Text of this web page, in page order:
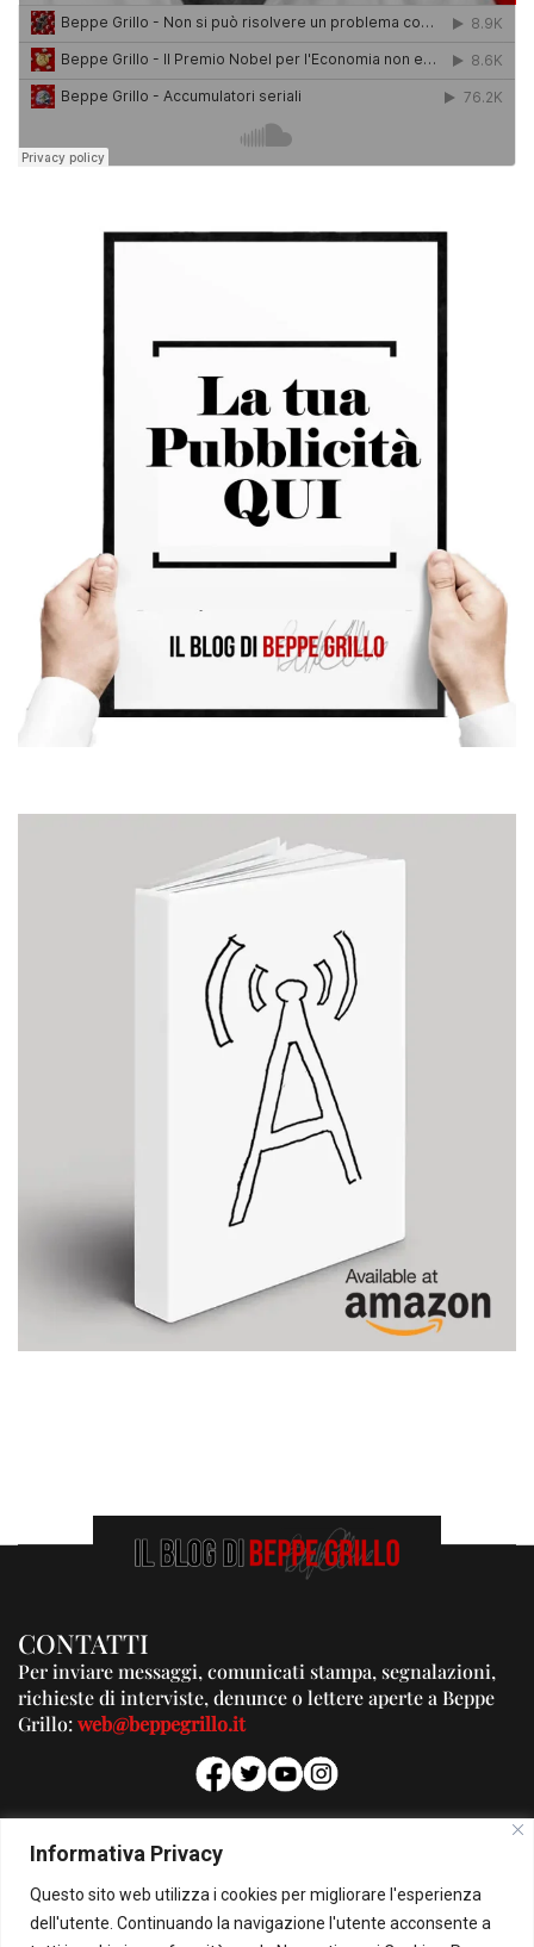
Informativa Privacy
Questo sito web utilizza i cookies per migliorare l'esperienza
dell'utente. Continuando la navigazione l'utente acconsente a
CONTATTI
Per inviare messaggi, comunicati stampa, segnalazioni,
richieste di interviste, denunce o lettere aperte a Beppe
Grillo:web@beppegrillo.it
PUBBLICITA'
Per la tua pubblicità su questo Blog:
pubblicita@beppegrillo.it